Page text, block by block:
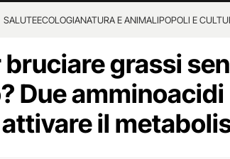
SALUTEECOLOGIANATURA E ANIMALIPOPOLI E
bruciare grassi
Due amminoacidi
il